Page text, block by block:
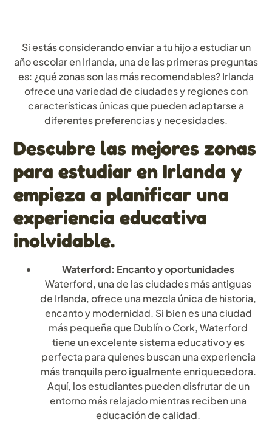
Si estás considerando enviar a tu hijo a estudiar un
año escolar en Irlanda, una de las primeras preguntas
es: ¿qué zonas son las más recomendables? Irlanda
ofrece una variedad de ciudades y regiones con
características únicas que pueden adaptarse a
diferentes preferencias y necesidades.
Descubre las mejores zonas
para estudiar en Irlanda y
empieza a planificar una
experiencia educativa
inolvidable.
Waterford: Encanto y oportunidades
Waterford, una de las ciudades más antiguas
de Irlanda, ofrece una mezcla única de historia,
encanto y modernidad. Si bien es una ciudad
más pequeña que Dublín o Cork, Waterford
tiene un excelente sistema educativo y es
perfecta para quienes buscan una experiencia
más tranquila pero igualmente enriquecedora.
Aquí, los estudiantes pueden disfrutar de un
entorno más relajado mientras reciben una
educación de calidad.